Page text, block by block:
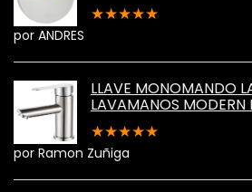
★★★★★
por ANDRES
LLAVE MONOMANDO
LAVAMANOS
★★★★★
por Ramon Zuñiga